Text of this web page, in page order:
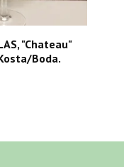
"Chateau"
Boda.